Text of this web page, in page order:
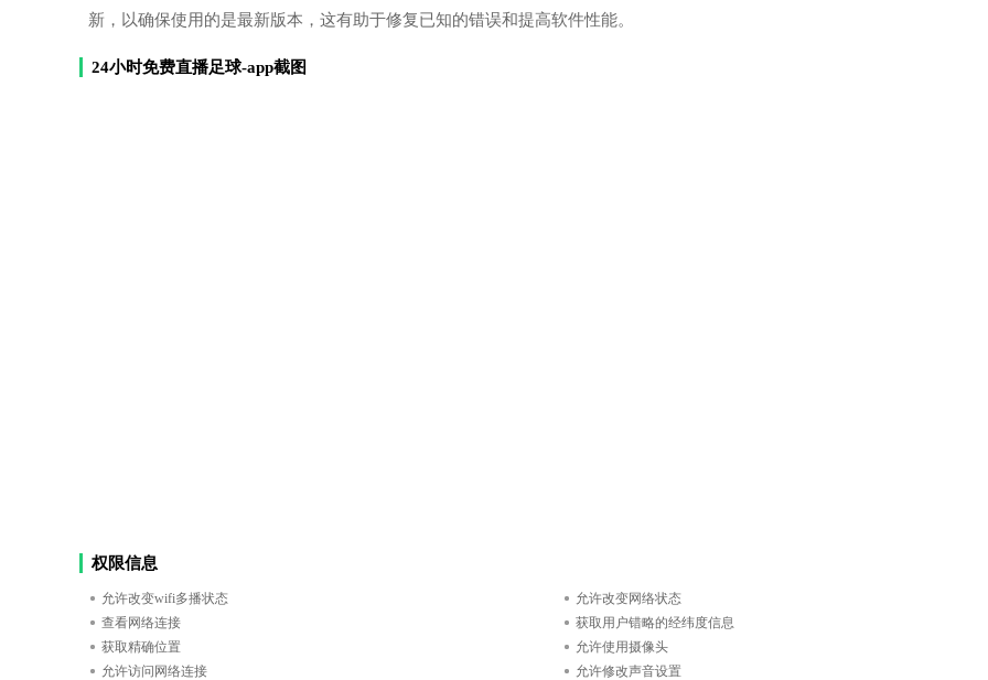
新，以确保使用的是最新版本，这有助于修复已知的错误和提高软件性能。
24小时免费直播足球-app截图
权限信息
允许改变wifi多播状态
允许改变网络状态
查看网络连接
获取用户错略的经纬度信息
获取精确位置
允许使用摄像头
允许访问网络连接
允许修改声音设置